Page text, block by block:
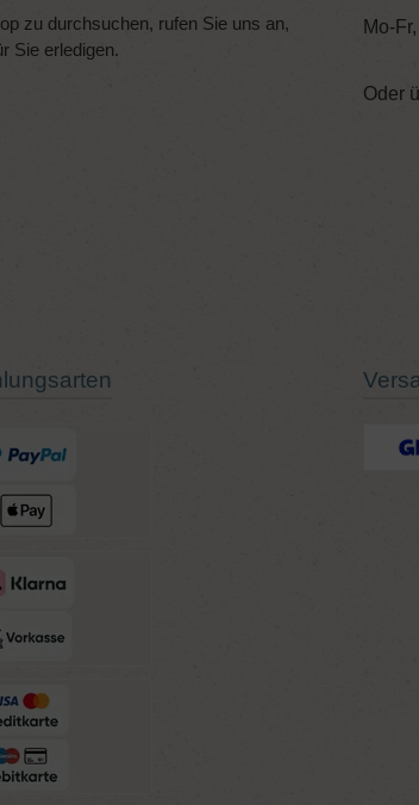
zu durchsuchen, rufen Sie uns an,
Sie erledigen.
Mo-
Oder